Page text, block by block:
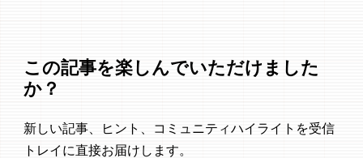
この記事を楽しんでいただけました
か？
新しい記事、ヒント、コミュニティハイライトを受信
トレイに直接お届けします。